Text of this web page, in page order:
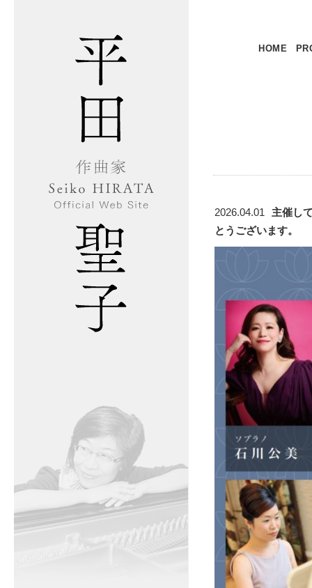
HOME
2026.04.01
主催し
とうございます。